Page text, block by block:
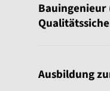
Ausbildung